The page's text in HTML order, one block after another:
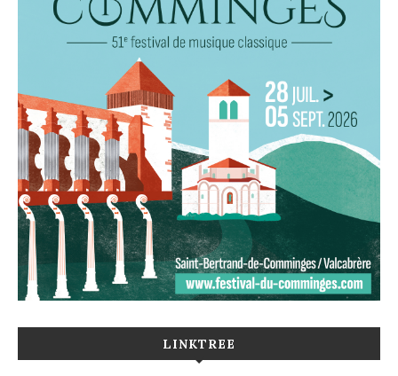
LINKTREE